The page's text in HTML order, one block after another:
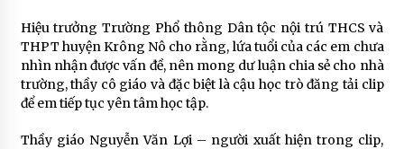
Hiệu trưởng Trường Phổ thông Dân tộc nội trú THCS và
THPT huyện Krông Nô cho rằng, lứa tuổi của các em chưa
nhìn nhận được vấn đề, nên mong dư luận chia sẻ cho nhà
trường, thầy cô giáo và đặc biệt là cậu học trò đăng tải clip
để em tiếp tục yên tâm học tập.
Thầy giáo Nguyễn Văn Lợi – người xuất hiện trong clip,